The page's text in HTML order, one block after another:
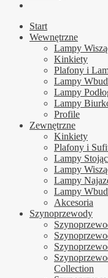
Start
Wewnętrzne
Lampy
Kinkiety
Plafony i
Lampy
Lampy
Lampy
Profile
Zewnętrzne
Kinkiety
Plafony i
Lampy
Lampy
Lampy
Lampy
Akcesoria
Szynoprzewody
Collection